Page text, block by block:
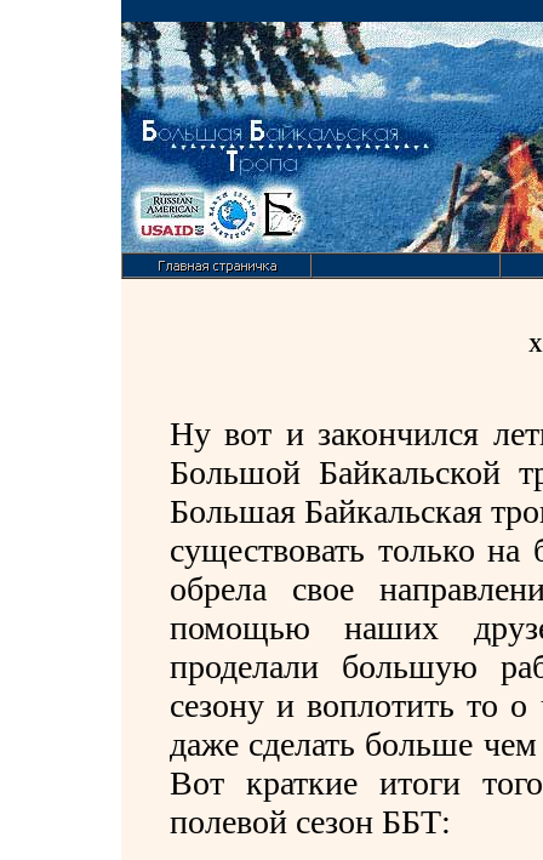
Ну вот и закончился
Большой Байкальской
Большая Байкальская
существовать только
обрела свое
помощью наших
проделали большую
сезону и воплотить то
даже сделать больше
Вот краткие итоги
полевой сезон ББТ: